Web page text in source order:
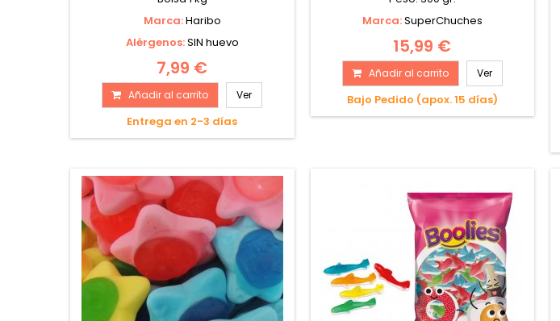
Marca:Haribo
Alérgenos:SIN huevo
7,99 €
Añadir al carrito Ver
Entrega en 2-3 días
Marca:SuperChuches
15,99 €
Añadir al carrito Ver
Bajo Pedido (apox. 15 días)